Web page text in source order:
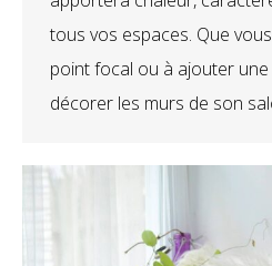
tous vos espaces. Que
point focal ou à ajouter
décorer les murs de son